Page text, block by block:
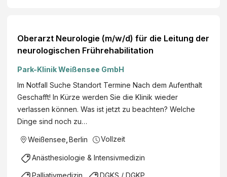
Oberarzt Neurologie (m/w/d) für die Leitung der
neurologischen Frührehabilitation
Park-Klinik Weißensee GmbH
Im Notfall Suche Standort Termine Nach dem Aufenthalt
Geschafft! In Kürze werden Sie die Klinik wieder
verlassen können. Was ist jetzt zu beachten? Welche
Dinge sind noch zu…
Weißensee Berlin Vollzeit
Anästhesiologie & Intensivmedizin